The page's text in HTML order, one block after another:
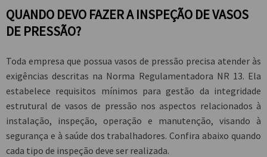
QUANDO DEVO FAZER A INSPEÇÃO DE VASOS
DE PRESSÃO?
Toda empresa que possua vasos de pressão precisa atender às
exigências descritas na Norma Regulamentadora NR 13. Ela
estabelece requisitos mínimos para gestão da integridade
estrutural de vasos de pressão nos aspectos relacionados à
instalação, inspeção, operação e manutenção, visando à
segurança e à saúde dos trabalhadores. Confira abaixo quando
cada tipo de inspeção deve ser realizada.